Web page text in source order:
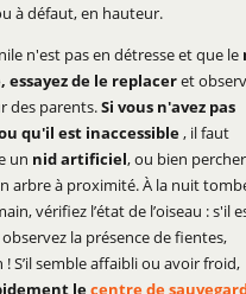
à défaut, en hauteur.
n'est pas en détresse et que le
essayez de le replaceret
des parents.Si vous n'avez pas
qu'il est inaccessible, il faut
un nid artificiel, ou bien percher
arbre à proximité. À la nuit
vérifiez l’état de l’oiseau : s'il
la présence de fientes,
! S’il semble affaibli ou avoir froid,
lecentre de